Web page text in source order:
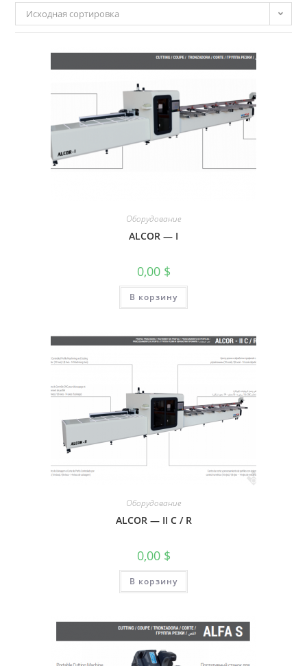
Исходная сортировка
Оборудование
ALCOR — I
0,00 $
В корзину
Оборудование
ALCOR — II C / R
0,00 $
В корзину